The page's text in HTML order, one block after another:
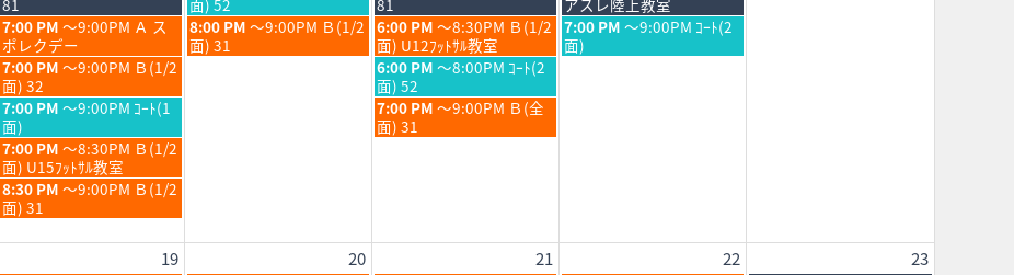
月
12th
2026
月
13th
2026
月
14th
2026
月
15th
2026
日,
8
月
12th
2026
81
日,
8
月
面) 52
日,
8
月
14th
2026
81
日,
8
月
アスレ陸上教室
水
曜
日,
8
月
12th
2026
7:00 PM ～9:00PM Ａ ス
ポレクデー
木
曜
日,
8:00 PM ～9:00PM Ｂ(1/2
面) 31
金
曜
日,
8
月
14th
2026
6:00 PM ～8:30PM Ｂ(1/2
面) U12ﾌｯﾄｻﾙ教室
土
曜
日,
7:00 PM ～9:00PM ｺｰﾄ(2
面)
水
曜
日,
8
月
12th
2026
7:00 PM ～9:00PM Ｂ(1/2
面) 32
金
曜
日,
8
月
6:00 PM ～8:00PM ｺｰﾄ(2
面) 52
水
曜
日,
8
月
12th
2026
7:00 PM ～9:00PM ｺｰﾄ(1
面)
金
曜
日,
7:00 PM ～9:00PM Ｂ(全
面) 31
水
曜
日,
8
月
12th
7:00 PM ～8:30PM Ｂ(1/2
面) U15ﾌｯﾄｻﾙ教室
水
曜
日,
8
8:30 PM ～9:00PM Ｂ(1/2
面) 31
19 20 21 22 23